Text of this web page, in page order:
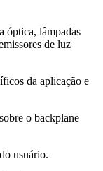
óptica, lâmpadas
de luz
da aplicação e
o backplane
usuário.